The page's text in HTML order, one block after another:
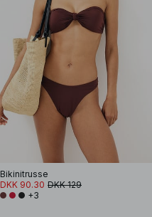
Bikinitrusse
DKK 90.30 DKK 129
+3